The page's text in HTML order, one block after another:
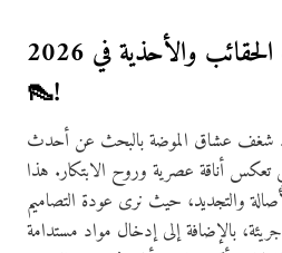
أحدث صيحات الحقائب والأحذية في 2026 🔥
👠!
عام 2026، يزداد شغف عشاق الموضة بالبحث عن أحدث
تعكس أناقة عصرية وروح الابتكار. هذا
والتجديد، حيث نرى عودة التصاميم
بالإضافة إلى إدخال مواد مستدامة